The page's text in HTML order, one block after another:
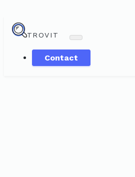
TROVIT
Contact